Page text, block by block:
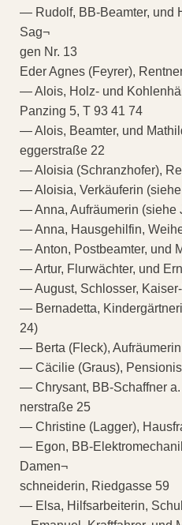
— Rudolf, BB-Beamter, und
Sag¬
gen Nr. 13
Eder Agnes (Feyrer),
— Alois, Holz- und
Panzing 5, T 93 41 74
— Alois, Beamter, und
eggerstraße 22
— Aloisia (Schranzhofer),
— Aloisia, Verkäuferin
— Anna, Aufräumerin (siehe
— Anna, Hausgehilfin,
— Anton, Postbeamter, und
— Artur, Flurwächter, und
— August, Schlosser,
— Bernadetta,
24)
— Berta (Fleck),
— Cäcilie (Graus),
— Chrysant, BB-Schaffner
nerstraße 25
— Christine (Lagger),
— Egon, BB-
Damen¬
schneiderin, Riedgasse 59
— Elsa, Hilfsarbeiterin,